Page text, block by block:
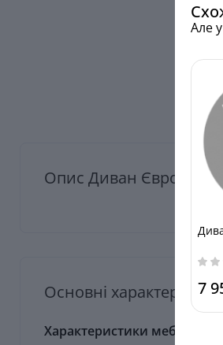
Опис Диван
Основні
Характеристики меблів
Але
7